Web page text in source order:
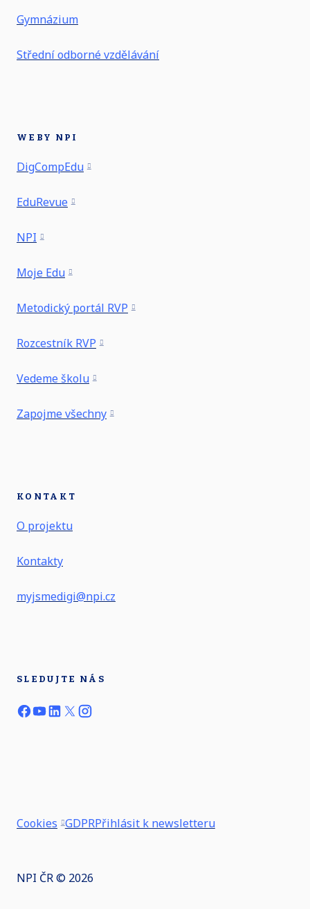
Gymnázium
Střední odborné vzdělávání
WEBY NPI
DigCompEdu
EduRevue
NPI
Moje Edu
Metodický portál RVP
Rozcestník RVP
Vedeme školu
Zapojme všechny
KONTAKT
O projektu
Kontakty
myjsmedigi@npi.cz
SLEDUJTE NÁS
Cookies GDPRPřihlásit k newsletteru
NPI ČR © 2026